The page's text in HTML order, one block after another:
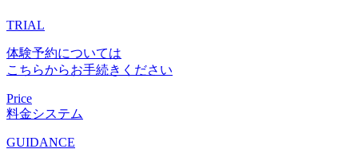
TRIAL
体験予約については
こちらからお手続きください
Price
料金システム
GUIDANCE